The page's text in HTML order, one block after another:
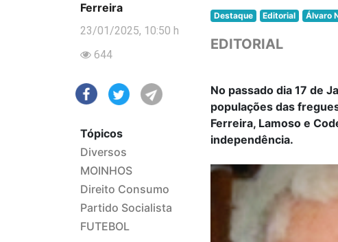
Ferreira
23/01/2025, 10:50 h
644
Tópicos
Diversos
MOINHOS
Direito Consumo
Partido Socialista
FUTEBOL
Destaque Editorial Álvaro
EDITORIAL
No passado dia 17 de
populações das
Ferreira, Lamoso e
independência.